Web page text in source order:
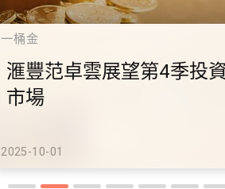
千禧年代
10.2.2 2028年底前當局提
供額外3000支高速充電樁
車充電站
2025-10-02